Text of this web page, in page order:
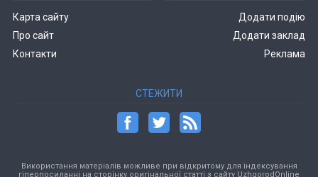
Карта сайту
Про сайт
Контакти
Додати подію
Додати заклад
Реклама
СТЕЖИТИ
Використання матеріалів можливе при відкритому для індексування
гіперпосиланні на сторінку оригінальної статті з сайту UzhgorodOnline